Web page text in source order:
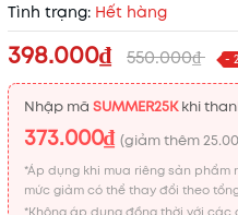
Tình trạng: Hết hàng
398.000₫ 550.000₫ -
Nhập mã SUMMER25Kkhi
373.000₫ (giảm thêm
*Áp dụng khi mua riêng sản phẩm
mức giảm có thể thay đổi theo